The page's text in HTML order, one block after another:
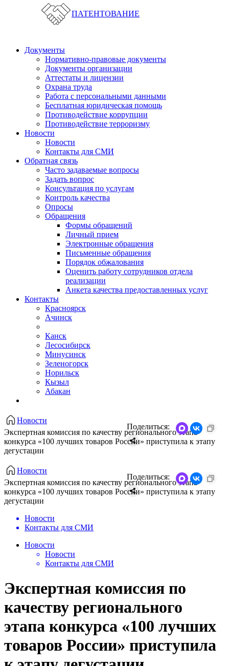
ПАТЕНТОВАНИЕ
Документы
Нормативно-правовые документы
Документы организации
Аттестаты и лицензии
Охрана труда
Работа с персональными данными
Бесплатная юридическая помощь
Противодействие коррупции
Противодействие терроризму
Новости
Новости
Контакты для СМИ
Обратная связь
Часто задаваемые вопросы
Задать вопрос
Консультация по услугам
Контроль качества
Опросы
Обращения
Формы обращений
Личный прием
Электронные обращения
Письменные обращения
Порядок обжалования
Оценить работу сотрудников отдела
реализации
Анкета качества предоставленных услуг
Контакты
Красноярск
Ачинск
Канск
Лесосибирск
Минусинск
Зеленогорск
Норильск
Кызыл
Абакан
Новости
Экспертная комиссия по качеству регионального этапа
конкурса «100 лучших товаров России» приступила к этапу
дегустации
Поделиться:
Новости
Экспертная комиссия по качеству регионального этапа
конкурса «100 лучших товаров России» приступила к этапу
дегустации
Поделиться:
Новости
Контакты для СМИ
Новости
Новости
Контакты для СМИ
Экспертная комиссия по
качеству регионального
этапа конкурса «100 лучших
товаров России» приступила